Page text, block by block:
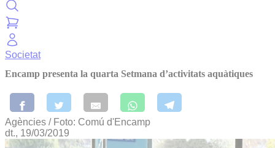
Societat
Encamp presenta la quarta Setmana d’activitats aquàtiques
Agències / Foto: Comú d'Encamp
dt., 19/03/2019